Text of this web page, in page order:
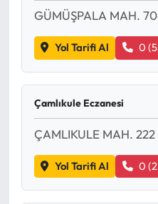
GÜMÜŞPALA MAH.
Yol Tarifi Al 0
Çamlıkule Eczanesi
ÇAMLIKULE MAH.
Yol Tarifi Al 0